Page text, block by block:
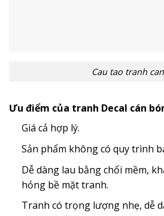
Cau tao tranh
Ưu điểm của tranh Decal cán
Giá cả hợp lý.
Sản phẩm không có quy trình
Dễ dàng lau bằng chổi mềm,
hỏng bề mặt tranh.
Tranh có trọng lượng nhẹ, dễ